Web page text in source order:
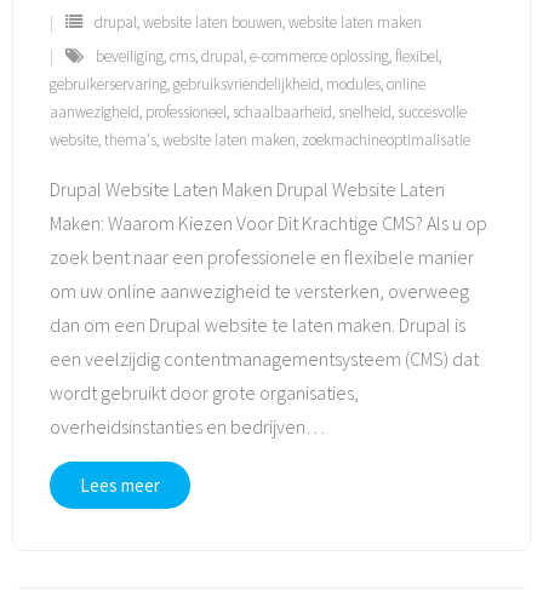
drupal,website laten bouwen,website laten maken
beveiliging,cms,drupal,e-commerce oplossing,flexibel,
gebruikerservaring,gebruiksvriendelijkheid, modules,online
aanwezigheid, professioneel, schaalbaarheid, snelheid, succesvolle
website,thema's,website laten maken, zoekmachineoptimalisatie
Drupal Website Laten Maken Drupal Website Laten
Maken: Waarom Kiezen Voor Dit Krachtige CMS? Als u op
zoek bent naar een professionele en flexibele manier
om uw online aanwezigheid te versterken, overweeg
dan om een Drupal website te laten maken. Drupal is
een veelzijdig contentmanagementsysteem (CMS) dat
wordt gebruikt door grote organisaties,
overheidsinstanties en bedrijven
Lees meer